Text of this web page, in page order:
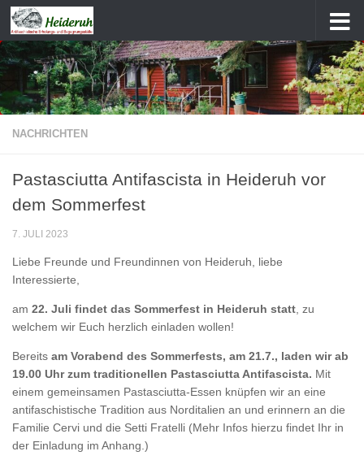
Zum Inhalt springen
NACHRICHTEN
Pastasciutta Antifascista in Heideruh vor
dem Sommerfest
7. JULI 2023
Liebe Freunde und Freundinnen von Heideruh, liebe
Interessierte,
am 22. Juli findet das Sommerfest in Heideruh statt, zu
welchem wir Euch herzlich einladen wollen!
Bereits am Vorabend des Sommerfests, am 21.7., laden wir ab
19.00 Uhr zum traditionellen Pastasciutta Antifascista. Mit
einem gemeinsamen Pastasciutta-Essen knüpfen wir an eine
antifaschistische Tradition aus Norditalien an und erinnern an die
Familie Cervi und die Setti Fratelli (Mehr Infos hierzu findet Ihr in
der Einladung im Anhang.)